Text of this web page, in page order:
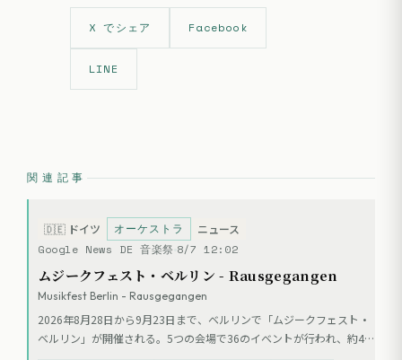
X でシェア Facebook
LINE
関連記事
🇩🇪 ドイツ オーケストラ ニュース
Google News DE 音楽祭 8/7 12:02
ムジークフェスト・ベルリン - Rausgegangen
Musikfest Berlin - Rausgegangen
2026年8月28日から9月23日まで、ベルリンで「ムジークフェスト・
ベルリン」が開催される。5つの会場で36のイベントが行われ、約40